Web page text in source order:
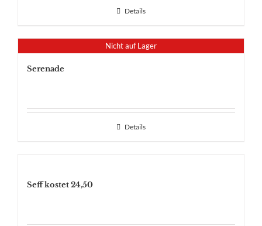
Details
Nicht auf Lager
Serenade
Details
Seff kostet 24,50